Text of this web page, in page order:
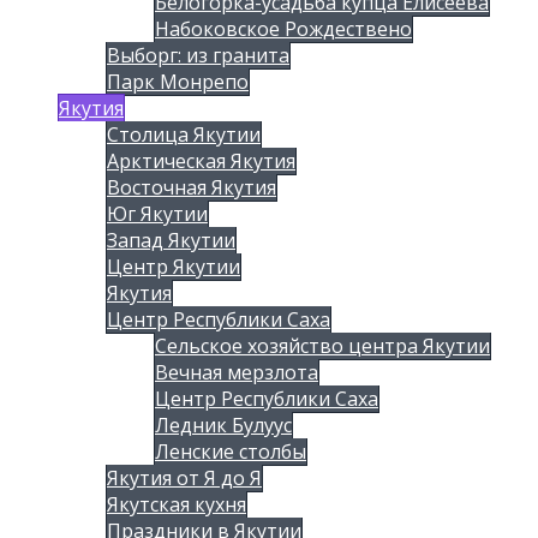
Набоковское Рождествено
Выборг: из гранита
Парк Монрепо
Якутия
Столица Якутии
Арктическая Якутия
Восточная Якутия
Юг Якутии
Запад Якутии
Центр Якутии
Якутия
Центр Республики Саха
Сельское хозяйство центра Якутии
Вечная мерзлота
Центр Республики Саха
Ледник Булуус
Ленские столбы
Якутия от Я до Я
Якутская кухня
Праздники в Якутии